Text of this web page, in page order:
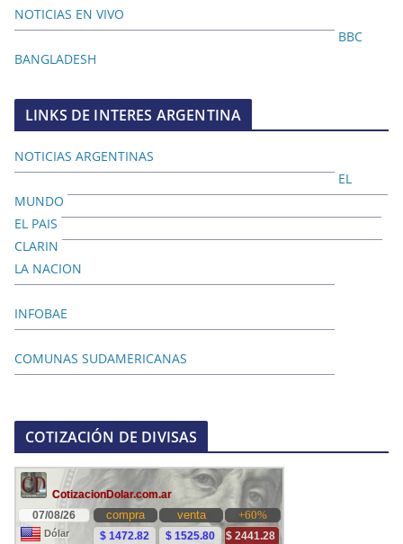
NOTICIAS EN VIVO
BBC
BANGLADESH
LINKS DE INTERES ARGENTINA
NOTICIAS ARGENTINAS
EL
MUNDO
EL PAIS
CLARIN
LA NACION
INFOBAE
COMUNAS SUDAMERICANAS
COTIZACIÓN DE DIVISAS